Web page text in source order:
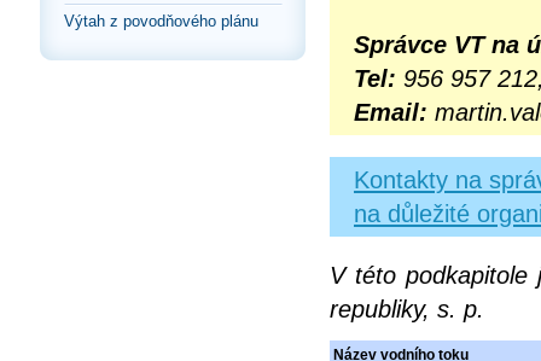
Výtah z povodňového plánu
Správce VT na
Tel: 956 957
Email:
Kontakty na
na důležité
V této podkapitole
republiky, s. p.
Název vodního toku